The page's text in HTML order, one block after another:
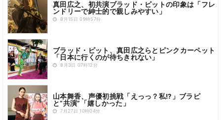
真田広之、初共演ブラッド・ピットの印象は「フレ
ンドリーで紳士的で親しみやすい」
8月15日 09時57分
ブラッド・ピット、真田広之らとピンクカーペット
「日本に行くのが待ちきれない」
8月3日 07時12分
山本舞香、声優初挑戦「えっっ？私!?」ブラピ
と“共演”「嬉しかった」
7月27日 10時04分